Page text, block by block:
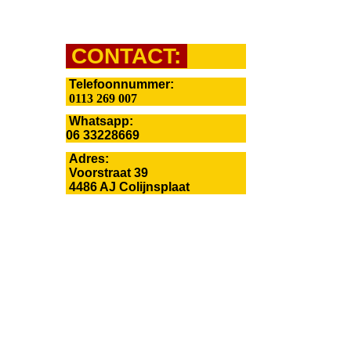
CONTACT:
Telefoonnummer:
0113 269 007
Whatsapp:
06 33228669
Adres:
Voorstraat 39
4486 AJ Colijnsplaat